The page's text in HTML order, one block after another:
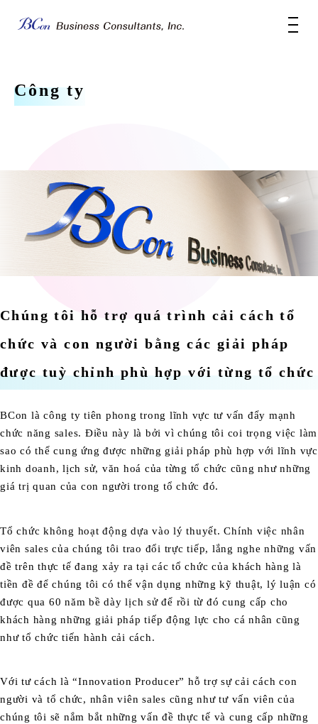
Công ty
Chúng tôi hỗ trợ quá trình cải cách tổ
chức và con người bằng các giải pháp
được tuỳ chỉnh phù hợp với từng tổ chức
BCon là công ty tiên phong trong lĩnh vực tư vấn đẩy mạnh
chức năng sales. Điều này là bởi vì chúng tôi coi trọng việc làm
sao có thể cung ứng được những giải pháp phù hợp với lĩnh vực
kinh doanh, lịch sử, văn hoá của từng tổ chức cũng như những
giá trị quan của con người trong tổ chức đó.
Tổ chức không hoạt động dựa vào lý thuyết. Chính việc nhân
viên sales của chúng tôi trao đổi trực tiếp, lắng nghe những vấn
đề trên thực tế đang xảy ra tại các tổ chức của khách hàng là
tiền đề để chúng tôi có thể vận dụng những kỹ thuật, lý luận có
được qua 60 năm bề dày lịch sử để rồi từ đó cung cấp cho
khách hàng những giải pháp tiếp động lực cho cá nhân cũng
như tổ chức tiến hành cải cách.
Với tư cách là “Innovation Producer” hỗ trợ sự cải cách con
người và tổ chức, nhân viên sales cũng như tư vấn viên của
chúng tôi sẽ nắm bắt những vấn đề thực tế và cung cấp những